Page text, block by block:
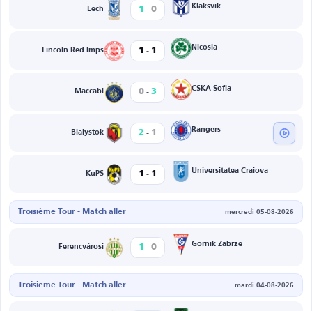
Lech 1 - 0 Klaksvik
Lincoln Red Imps 1 - 1 Nicosia
Maccabi 0 - 3 CSKA Sofia
Bialystok 2 - 1 Rangers
KuPS 1 - 1 Universitatea Craiova
Troisième Tour - Match aller mercredi 05-08-2026
Ferencvárosi 1 - 0 Górnik Zabrze
Troisième Tour - Match aller mardi 04-08-2026